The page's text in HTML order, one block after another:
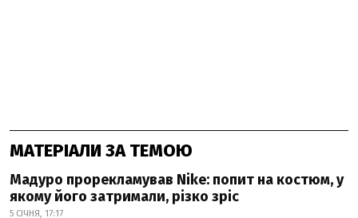
МАТЕРІАЛИ ЗА ТЕМОЮ
Мадуро прорекламував Nike: попит на костюм, у
якому його затримали, різко зріс
5 СІЧНЯ, 17:17